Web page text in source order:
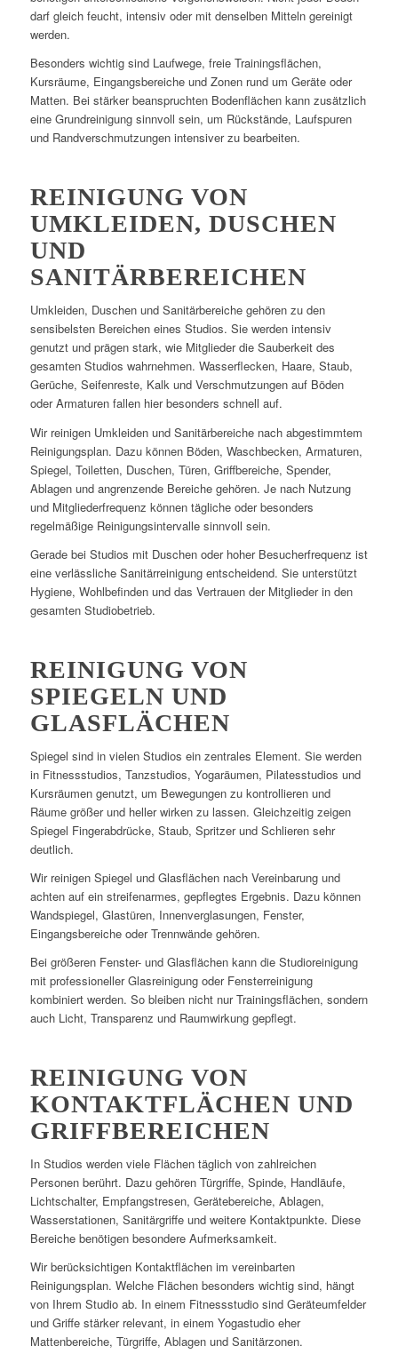
darf gleich feucht, intensiv oder mit denselben Mitteln gereinigt
werden.
Besonders wichtig sind Laufwege, freie Trainingsflächen,
Kursräume, Eingangsbereiche und Zonen rund um Geräte oder
Matten. Bei stärker beanspruchten Bodenflächen kann zusätzlich
eine Grundreinigung sinnvoll sein, um Rückstände, Laufspuren
und Randverschmutzungen intensiver zu bearbeiten.
REINIGUNG VON
UMKLEIDEN, DUSCHEN
UND
SANITÄRBEREICHEN
Umkleiden, Duschen und Sanitärbereiche gehören zu den
sensibelsten Bereichen eines Studios. Sie werden intensiv
genutzt und prägen stark, wie Mitglieder die Sauberkeit des
gesamten Studios wahrnehmen. Wasserflecken, Haare, Staub,
Gerüche, Seifenreste, Kalk und Verschmutzungen auf Böden
oder Armaturen fallen hier besonders schnell auf.
Wir reinigen Umkleiden und Sanitärbereiche nach abgestimmtem
Reinigungsplan. Dazu können Böden, Waschbecken, Armaturen,
Spiegel, Toiletten, Duschen, Türen, Griffbereiche, Spender,
Ablagen und angrenzende Bereiche gehören. Je nach Nutzung
und Mitgliederfrequenz können tägliche oder besonders
regelmäßige Reinigungsintervalle sinnvoll sein.
Gerade bei Studios mit Duschen oder hoher Besucherfrequenz ist
eine verlässliche Sanitärreinigung entscheidend. Sie unterstützt
Hygiene, Wohlbefinden und das Vertrauen der Mitglieder in den
gesamten Studiobetrieb.
REINIGUNG VON
SPIEGELN UND
GLASFLÄCHEN
Spiegel sind in vielen Studios ein zentrales Element. Sie werden
in Fitnessstudios, Tanzstudios, Yogaräumen, Pilatesstudios und
Kursräumen genutzt, um Bewegungen zu kontrollieren und
Räume größer und heller wirken zu lassen. Gleichzeitig zeigen
Spiegel Fingerabdrücke, Staub, Spritzer und Schlieren sehr
deutlich.
Wir reinigen Spiegel und Glasflächen nach Vereinbarung und
achten auf ein streifenarmes, gepflegtes Ergebnis. Dazu können
Wandspiegel, Glastüren, Innenverglasungen, Fenster,
Eingangsbereiche oder Trennwände gehören.
Bei größeren Fenster- und Glasflächen kann die Studioreinigung
mit professioneller Glasreinigung oder Fensterreinigung
kombiniert werden. So bleiben nicht nur Trainingsflächen, sondern
auch Licht, Transparenz und Raumwirkung gepflegt.
REINIGUNG VON
KONTAKTFLÄCHEN UND
GRIFFBEREICHEN
In Studios werden viele Flächen täglich von zahlreichen
Personen berührt. Dazu gehören Türgriffe, Spinde, Handläufe,
Lichtschalter, Empfangstresen, Gerätebereiche, Ablagen,
Wasserstationen, Sanitärgriffe und weitere Kontaktpunkte. Diese
Bereiche benötigen besondere Aufmerksamkeit.
Wir berücksichtigen Kontaktflächen im vereinbarten
Reinigungsplan. Welche Flächen besonders wichtig sind, hängt
von Ihrem Studio ab. In einem Fitnessstudio sind Geräteumfelder
und Griffe stärker relevant, in einem Yogastudio eher
Mattenbereiche, Türgriffe, Ablagen und Sanitärzonen.